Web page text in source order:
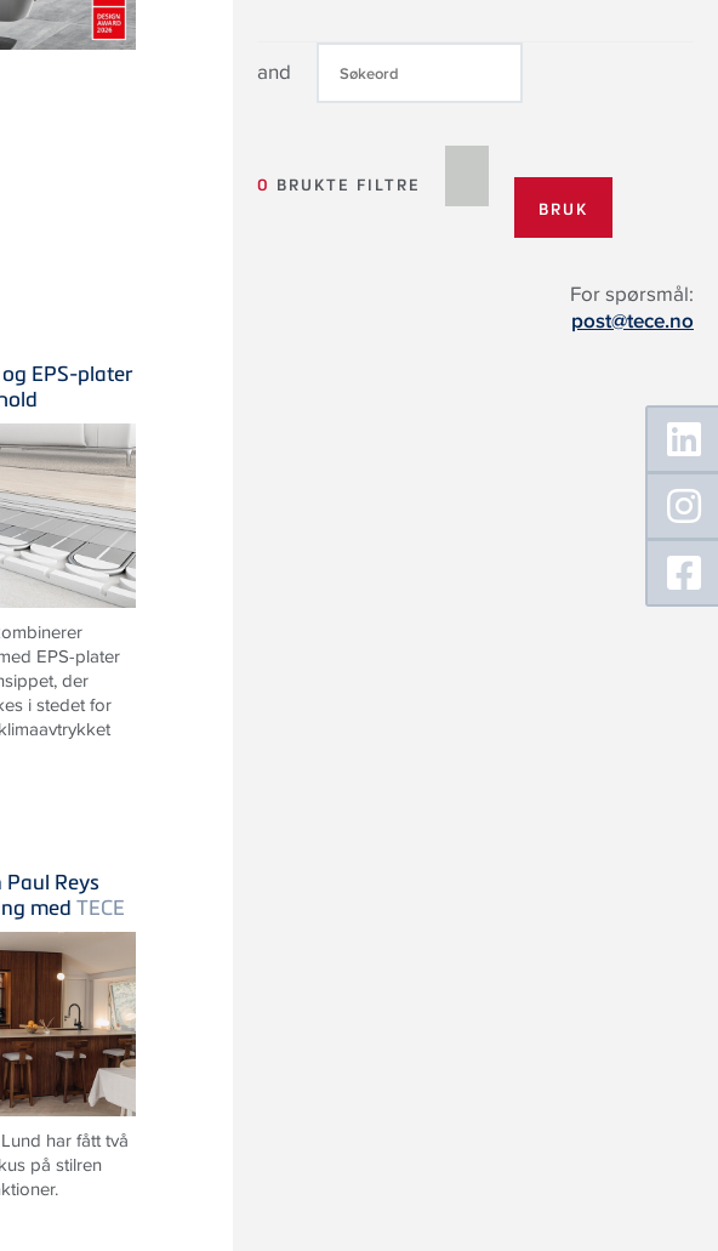
and
0 BRUKTE FILTRE
For spørsmål:
post@tece.no
EPS-plater
EPS-plater
der
i stedet for
Reys
medTECE
har fått två
på stilren
Floating